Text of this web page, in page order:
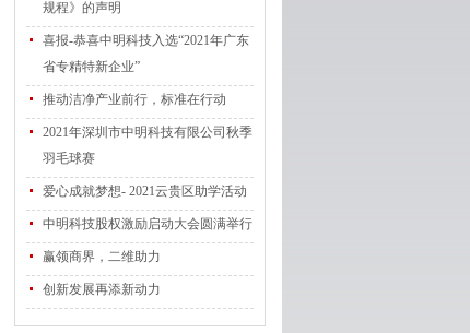
规程》的声明
喜报-恭喜中明科技入选“2021年广东
省专精特新企业”
推动洁净产业前行，标准在行动
2021年深圳市中明科技有限公司秋季
羽毛球赛
爱心成就梦想- 2021云贵区助学活动
中明科技股权激励启动大会圆满举行
赢领商界，二维助力
创新发展再添新动力